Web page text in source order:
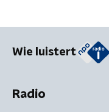
Wie luistert
Radio